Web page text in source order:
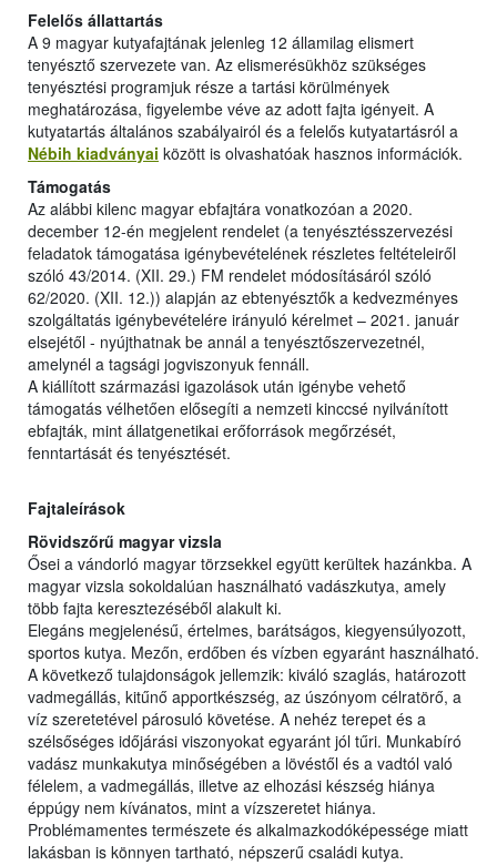
Felelős állattartás
A 9 magyar kutyafajtának jelenleg 12 államilag elismert
tenyésztő szervezete van. Az elismerésükhöz szükséges
tenyésztési programjuk része a tartási körülmények
meghatározása, figyelembe véve az adott fajta igényeit. A
kutyatartás általános szabályairól és a felelős kutyatartásról a
Nébih kiadványai között is olvashatóak hasznos információk.
Támogatás
Az alábbi kilenc magyar ebfajtára vonatkozóan a 2020.
december 12-én megjelent rendelet (a tenyésztésszervezési
feladatok támogatása igénybevételének részletes feltételeiről
szóló 43/2014. (XII. 29.) FM rendelet módosításáról szóló
62/2020. (XII. 12.)) alapján az ebtenyésztők a kedvezményes
szolgáltatás igénybevételére irányuló kérelmet – 2021. január
elsejétől - nyújthatnak be annál a tenyésztőszervezetnél,
amelynél a tagsági jogviszonyuk fennáll.
A kiállított származási igazolások után igénybe vehető
támogatás vélhetően elősegíti a nemzeti kinccsé nyilvánított
ebfajták, mint állatgenetikai erőforrások megőrzését,
fenntartását és tenyésztését.
Fajtaleírások
Rövidszőrű magyar vizsla
Ősei a vándorló magyar törzsekkel együtt kerültek hazánkba. A
magyar vizsla sokoldalúan használható vadászkutya, amely
több fajta keresztezéséből alakult ki.
Elegáns megjelenésű, értelmes, barátságos, kiegyensúlyozott,
sportos kutya. Mezőn, erdőben és vízben egyaránt használható.
A következő tulajdonságok jellemzik: kiváló szaglás, határozott
vadmegállás, kitűnő apportkészség, az úszónyom célratörő, a
víz szeretetével párosuló követése. A nehéz terepet és a
szélsőséges időjárási viszonyokat egyaránt jól tűri. Munkabíró
vadász munkakutya minőségében a lövéstől és a vadtól való
félelem, a vadmegállás, illetve az elhozási készség hiánya
éppúgy nem kívánatos, mint a vízszeretet hiánya.
Problémamentes természete és alkalmazkodóképessége miatt
lakásban is könnyen tartható, népszerű családi kutya.